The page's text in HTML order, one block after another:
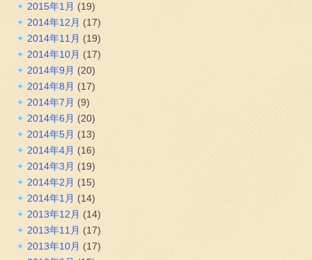
2015年1月 (19)
2014年12月 (17)
2014年11月 (19)
2014年10月 (17)
2014年9月 (20)
2014年8月 (17)
2014年7月 (9)
2014年6月 (20)
2014年5月 (13)
2014年4月 (16)
2014年3月 (19)
2014年2月 (15)
2014年1月 (14)
2013年12月 (14)
2013年11月 (17)
2013年10月 (17)